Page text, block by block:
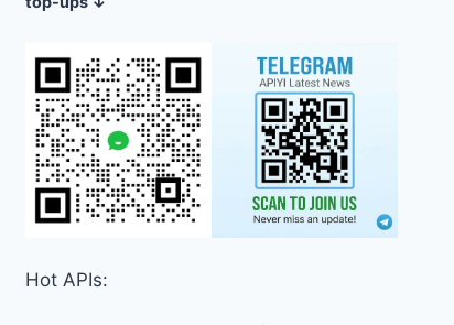
Hot APIs: